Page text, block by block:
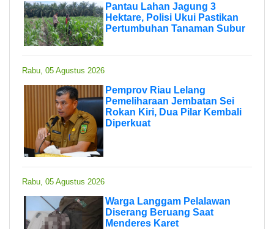
Pantau Lahan Jagung 3
Hektare, Polisi Ukui Pastikan
Pertumbuhan Tanaman Subur
Rabu, 05 Agustus 2026
Pemprov Riau Lelang
Pemeliharaan Jembatan Sei
Rokan Kiri, Dua Pilar Kembali
Diperkuat
Rabu, 05 Agustus 2026
Warga Langgam Pelalawan
Diserang Beruang Saat
Menderes Karet